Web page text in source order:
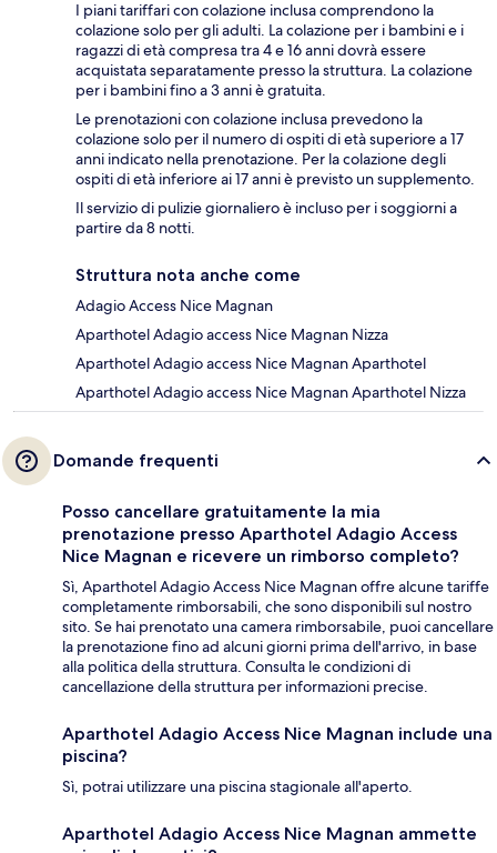
I piani tariffari con colazione inclusa comprendono la
colazione solo per gli adulti. La colazione per i bambini e i
ragazzi di età compresa tra 4 e 16 anni dovrà essere
acquistata separatamente presso la struttura. La colazione
per i bambini fino a 3 anni è gratuita.
Le prenotazioni con colazione inclusa prevedono la
colazione solo per il numero di ospiti di età superiore a 17
anni indicato nella prenotazione. Per la colazione degli
ospiti di età inferiore ai 17 anni è previsto un supplemento.
Il servizio di pulizie giornaliero è incluso per i soggiorni a
partire da 8 notti.
Struttura nota anche come
Adagio Access Nice Magnan
Aparthotel Adagio access Nice Magnan Nizza
Aparthotel Adagio access Nice Magnan Aparthotel
Aparthotel Adagio access Nice Magnan Aparthotel Nizza
Domande frequenti
Posso cancellare gratuitamente la mia
prenotazione presso Aparthotel Adagio Access
Nice Magnan e ricevere un rimborso completo?
Sì, Aparthotel Adagio Access Nice Magnan offre alcune tariffe
completamente rimborsabili, che sono disponibili sul nostro
sito. Se hai prenotato una camera rimborsabile, puoi cancellare
la prenotazione fino ad alcuni giorni prima dell'arrivo, in base
alla politica della struttura. Consulta le condizioni di
cancellazione della struttura per informazioni precise.
Aparthotel Adagio Access Nice Magnan include una
piscina?
Sì, potrai utilizzare una piscina stagionale all'aperto.
Aparthotel Adagio Access Nice Magnan ammette